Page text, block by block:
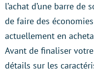
l’achat d’une barre de
de faire des
actuellement en
Avant de finaliser
détails sur les